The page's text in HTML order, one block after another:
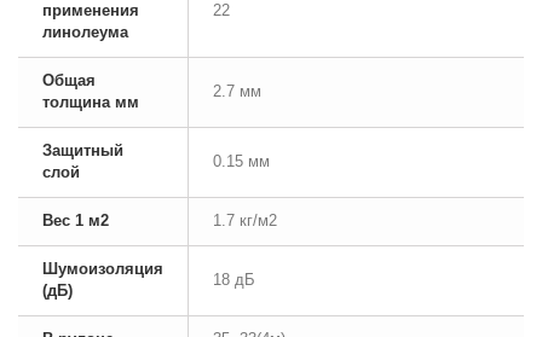
применения
линолеума
22
Общая
толщина мм
2.7 мм
Защитный
слой
0.15 мм
Вес 1 м2 1.7 кг/м2
Шумоизоляция
(дБ)
18 дБ